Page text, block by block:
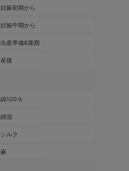
妊娠初期から
妊娠中期から
出産準備&後期
産後
綿100％
綿混
シルク
麻